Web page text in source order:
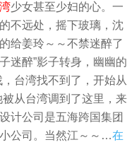
少女甚至少妇的心。一
不远处，摇下玻璃，沈
给姜玲～～不禁迷醉了
迷醉”影子转身，幽幽的
台湾找不到了，开始从
从台湾调到了这里，来
计公司是五海跨国集团
公司。当然江～～…在